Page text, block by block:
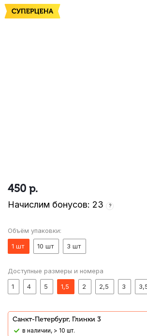
450 р.
Начислим бонусов: 23 ?
Объём упаковки:
1 шт
10 шт 3 шт
Доступные размеры и номера
1
4 5 1,5 2 2,5 3
Санкт-Петербург, Глинки 3
В наличии, > 10 шт.